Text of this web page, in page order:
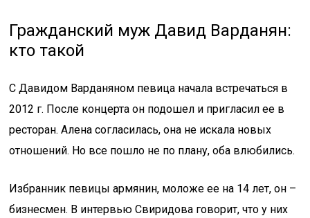
Гражданский муж Давид Варданян:
кто такой
С Давидом Варданяном певица начала встречаться в
2012 г. После концерта он подошел и пригласил ее в
ресторан. Алена согласилась, она не искала новых
отношений. Но все пошло не по плану, оба влюбились.
Избранник певицы армянин, моложе ее на 14 лет, он –
бизнесмен. В интервью Свиридова говорит, что у них